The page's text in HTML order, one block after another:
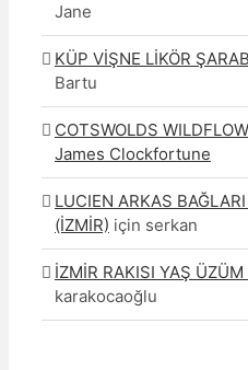
Jane
KÜP VİŞNE LİKÖR
Bartu
COTSWOLDS
James Clockfortune
LUCIEN ARKAS
(İZMİR) için serkan
İZMİR RAKISI YAŞ ÜZÜM
karakocaoğlu